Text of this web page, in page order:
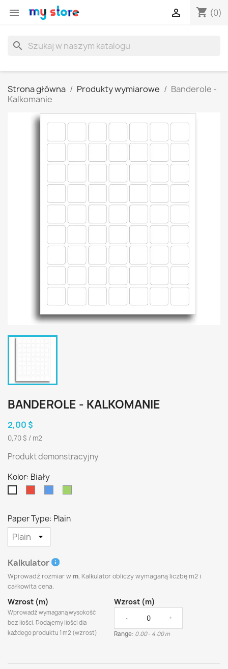
 shopping_cart (0)

search
Strona główna Produkty wymiarowe
Banderole -
Kalkomanie
BANDEROLE - KALKOMANIE
2,00 $
0,70 $ / m2
Produkt demonstracyjny
Kolor: Biały
Paper Type: Plain
Kalkulator
Wprowadź rozmiar w m, Kalkulator obliczy wymaganą liczbę m2 i
całkowita cena.
Wzrost (m)
Wprowadź wymaganą wysokość
bez ilości. Dodajemy ilości dla
każdego produktu 1 m2 (wzrost)
Wzrost (m)
- +
Range: 0.00- 4.00 m